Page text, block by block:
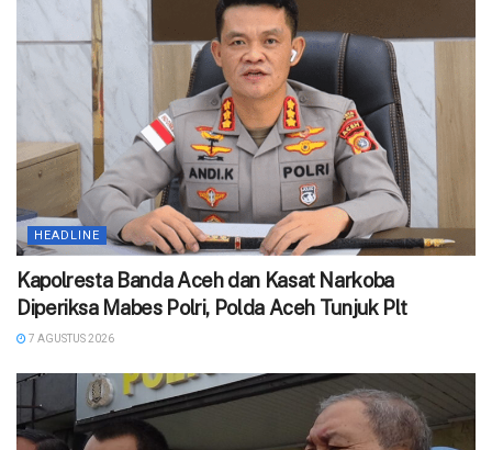
HEADLINE
Kapolresta Banda Aceh dan Kasat Narkoba
Diperiksa Mabes Polri, Polda Aceh Tunjuk Plt
7 AGUSTUS 2026